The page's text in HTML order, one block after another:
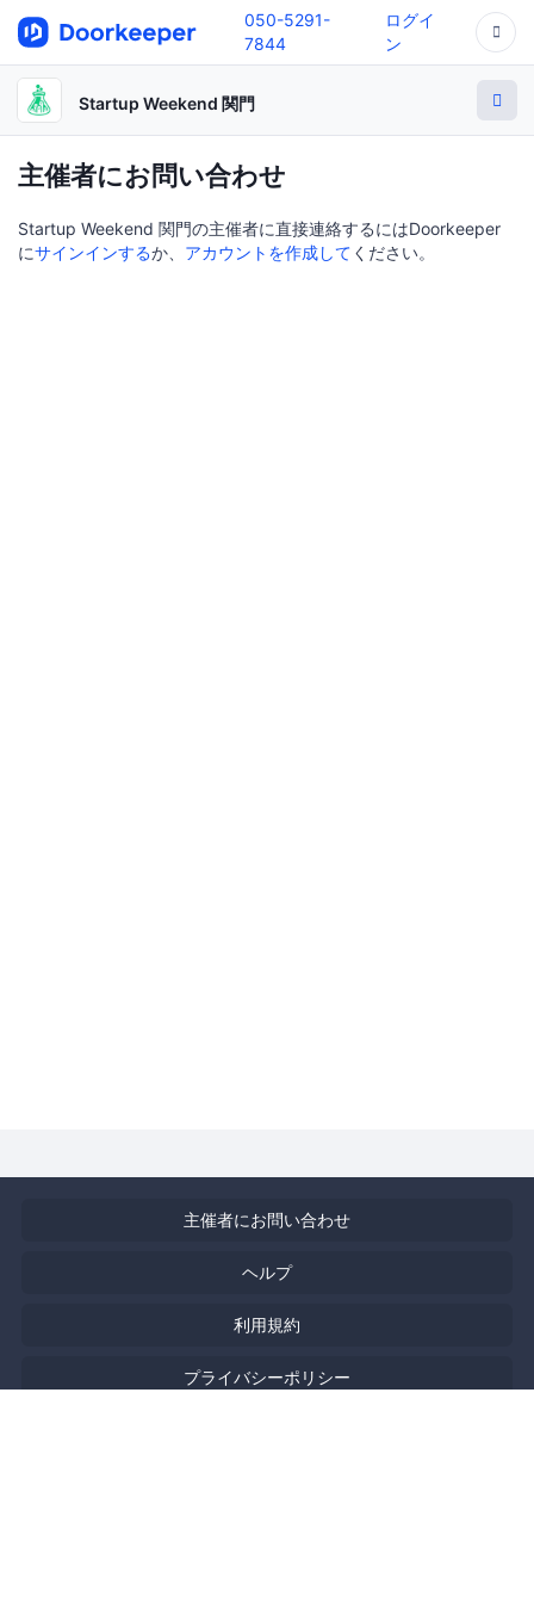
050-5291-
7844
ログイ
ン
Startup Weekend 関門
主催者にお問い合わせ
Startup Weekend 関門の主催者に直接連絡するにはDoorkeeper
にサインインするか、 アカウントを作成して ください。
主催者にお問い合わせ
ヘルプ
利用規約
プライバシーポリシー